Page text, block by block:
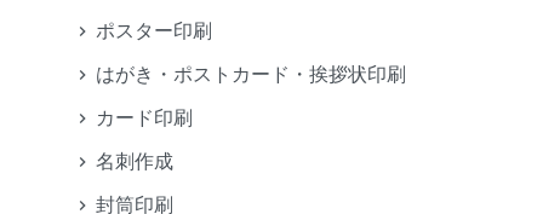
ポスター印刷
はがき・ポストカード・挨拶状印刷
カード印刷
名刺作成
封筒印刷